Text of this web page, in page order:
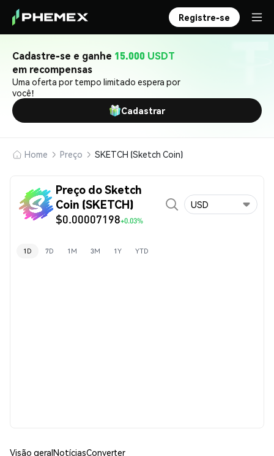
Registre-se
Cadastre-se e ganhe 15.000 USDT
em recompensas
Uma oferta por tempo limitado espera por
você!
Cadastrar
Home Preço SKETCH (Sketch Coin)
Preço do Sketch
Coin (SKETCH)
$0.00007198+0.03%
USD
1D 7D 1M 3M 1Y YTD
Visão geralNotíciasConverter